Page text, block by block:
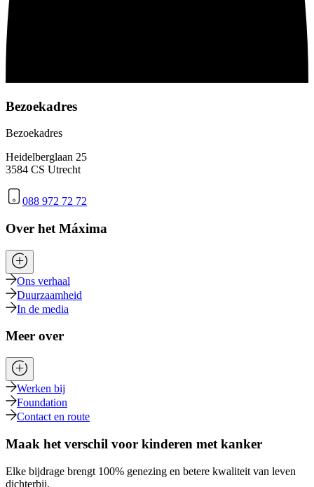
Bezoekadres
Bezoekadres
Heidelberglaan 25
3584 CS Utrecht
088 972 72 72
Over het Máxima
Ons verhaal
Duurzaamheid
In de media
Meer over
Werken bij
Foundation
Contact en route
Maak het verschil voor kinderen met kanker
Elke bijdrage brengt 100% genezing en betere kwaliteit van leven
dichterbij.